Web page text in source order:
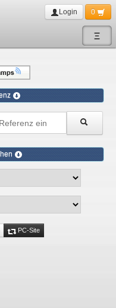
Ξ
Login 0
PC-Site